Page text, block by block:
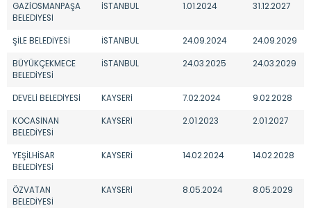
GAZİOSMANPAŞA
BELEDİYESİ
İSTANBUL 1.01.2024 31.12.2027
ŞİLE BELEDİYESİ İSTANBUL 24.09.2024 24.09.2029
BÜYÜKÇEKMECE
BELEDİYESİ
İSTANBUL 24.03.2025 24.03.2029
DEVELİ BELEDİYESİ KAYSERİ 7.02.2024 9.02.2028
KOCASİNAN
BELEDİYESİ
KAYSERİ 2.01.2023 2.01.2027
YEŞİLHİSAR
BELEDİYESİ
KAYSERİ 14.02.2024 14.02.2028
ÖZVATAN
BELEDİYESİ
KAYSERİ 8.05.2024 8.05.2029